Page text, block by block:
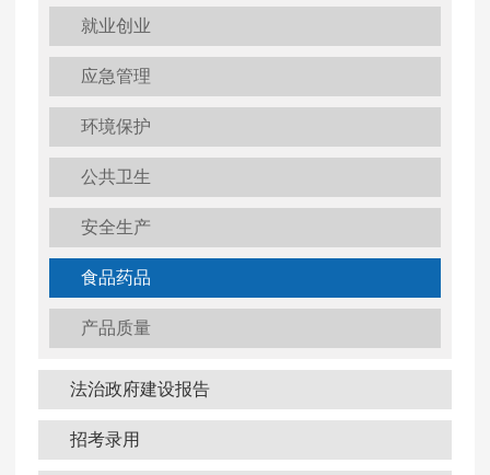
就业创业
应急管理
环境保护
公共卫生
安全生产
食品药品
产品质量
法治政府建设报告
招考录用